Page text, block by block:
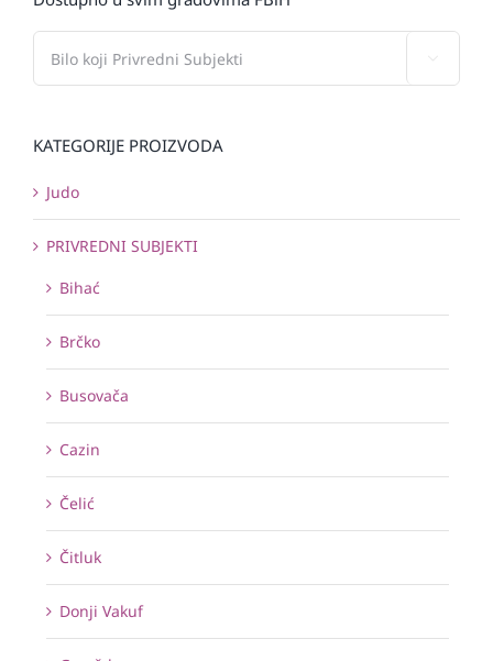
KATEGORIJE PROIZVODA
Judo
PRIVREDNI SUBJEKTI
Bihać
Brčko
Busovača
Cazin
Čelić
Čitluk
Donji Vakuf